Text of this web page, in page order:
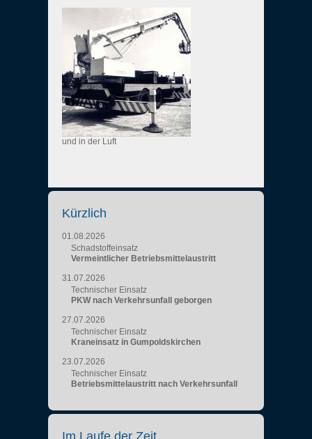
und in der Luft
Kürzlich
01.08.2026
Schadstoffeinsatz
Vermeintlicher Betriebsmittelaustritt
31.07.2026
Technischer Einsatz
PKW nach Verkehrsunfall geborgen
27.07.2026
Technischer Einsatz
Kraneinsatz in Gumpoldskirchen
23.07.2026
Technischer Einsatz
Betriebsmittelaustritt nach Verkehrsunfall
Im Laufe der Zeit